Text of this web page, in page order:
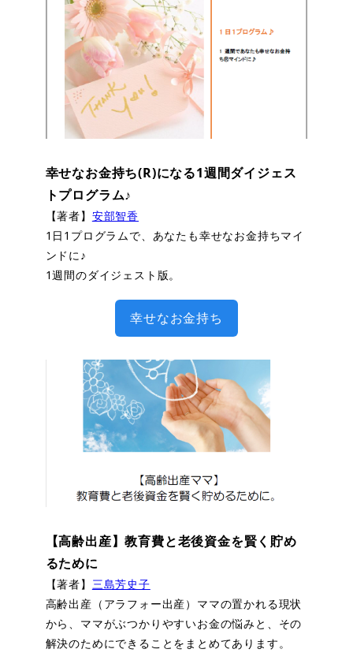
幸せなお金持ち(R)になる1週間ダイジェス
トプログラム♪
【著者】 安部智香
1日1プログラムで、あなたも幸せなお金持ちマイ
ンドに♪
1週間のダイジェスト版。
幸せなお金持ち
【高齢出産】教育費と老後資金を賢く貯め
るために
【著者】 三島芳史子
高齢出産（アラフォー出産）ママの置かれる現状
から、ママがぶつかりやすいお金の悩みと、その
解決のためにできることをまとめてあります。